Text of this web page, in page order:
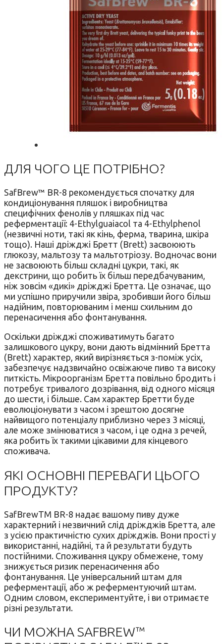
ДЛЯ ЧОГО ЦЕ ПОТРІБНО?
SafBrew™ BR-8 рекомендується спочатку для
кондиціонування пляшок і виробництва
специфічних фенолів у пляшках під час
реферментації: 4-Ethylguaiacol та 4-Ethylphenol
(незвичні ноти, такі як кінь, ферма, тварина, шкіра
тощо). Наші дріжджі Бретт (Brett) засвоюють
глюкозу, мальтозу та мальтотріозу. Водночас вони
не засвоюють більш складні цукри, такі, як
декстрини, що робить їх більш передбачуваним,
ніж зовсім «дикі» дріжджі Бретта. Це означає, що
ми успішно приручили звіра, зробивши його більш
надійним, повторюваним і менш схильним до
перенасичення або фонтанування.
Оскільки дріжджі споживатимуть багато
залишкового цукру, вони дають відмінний Бретта
(Brett) характер, який вирізняється з-поміж усіх,
забезпечує надзвичайно освіжаюче пиво та високу
питкість. Мікроорганізм Бретта повільно бродить і
потребує тривалого дозрівання, від одного місяця
до шести, і більше. Сам характер Бретти буде
еволюціонувати з часом і зрештою досягне
найвищого потенціалу приблизно через 3 місяці,
але може змінюватися з часом, і це одна з речей,
яка робить їх такими цікавими для кінцевого
споживача.
ЯКІ ОСНОВНІ ПЕРЕВАГИ ЦЬОГО
ПРОДУКТУ?
SafBrewTM BR-8 надає вашому пиву дуже
характерний і незвичний слід дріжджів Бретта, але
з усією практичністю сухих дріжджів. Вони прості у
використанні, надійні, та й результати будуть
постійними. Споживання цукру обмежене, тому
знижується ризик перенасичення або
фонтанування. Це універсальний штам для
реферментації, або ж реферментуючий штам.
Одним словом, експериментуйте, і ви отримаєте
різні результати.
ЧИ МОЖНА SAFBREW™